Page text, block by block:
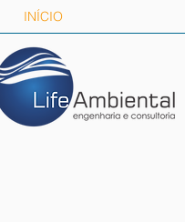
INÍCIO